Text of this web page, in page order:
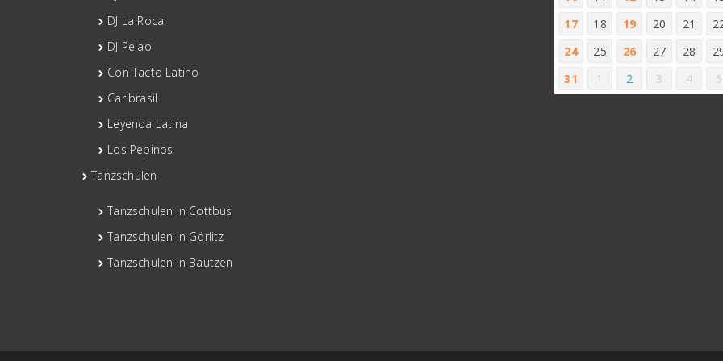
DJ La Roca
DJ Pelao
Con Tacto Latino
Caribrasil
Leyenda Latina
Los Pepinos
Tanzschulen
Tanzschulen in Cottbus
Tanzschulen in Görlitz
Tanzschulen in Bautzen
17
18 19 20 21
24
25 26 27 28
31
1 2 3 4 5